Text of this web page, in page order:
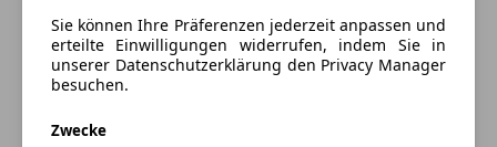
Sie können Ihre Präferenzen jederzeit anpassen und
erteilte Einwilligungen widerrufen, indem Sie in
unserer Datenschutzerklärung den Privacy Manager
besuchen.
Zwecke